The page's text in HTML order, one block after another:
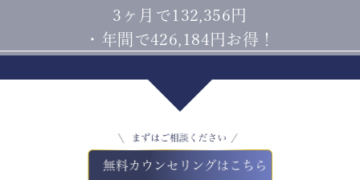
3ヶ月で132,356円
・ 年間で426,184円お得！